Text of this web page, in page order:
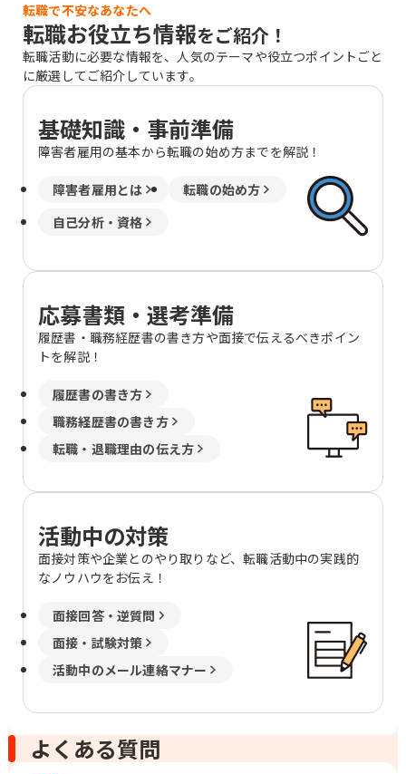
転職で不安なあなたへ
転職お役立ち情報をご紹介！
転職活動に必要な情報を、人気のテーマや役立つポイントごと
に厳選してご紹介しています。
基礎知識・事前準備
障害者雇用の基本から転職の始め方までを解説！
障害者雇用とは
転職の始め方
自己分析・資格
応募書類・選考準備
履歴書・職務経歴書の書き方や面接で伝えるべきポイン
トを解説！
履歴書の書き方
職務経歴書の書き方
転職・退職理由の伝え方
活動中の対策
面接対策や企業とのやり取りなど、転職活動中の実践的
なノウハウをお伝え！
面接回答・逆質問
面接・試験対策
活動中のメール連絡マナー
よくある質問